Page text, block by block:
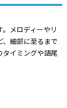
メロディーやリ
、細部に至るまで
イミングや語尾